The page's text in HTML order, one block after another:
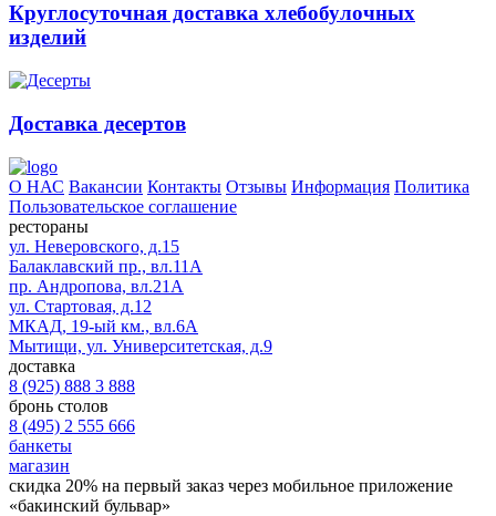
Круглосуточная доставка хлебобулочных
изделий
Доставка десертов
О НАС Вакансии Контакты Отзывы Информация Политика
Пользовательское соглашение
рестораны
ул. Неверовского, д.15
Балаклавский пр., вл.11А
пр. Андропова, вл.21А
ул. Стартовая, д.12
МКАД, 19-ый км., вл.6А
Мытищи, ул. Университетская, д.9
доставка
8 (925) 888 3 888
бронь столов
8 (495) 2 555 666
банкеты
магазин
скидка 20% на первый заказ через мобильное приложение
«бакинский бульвар»